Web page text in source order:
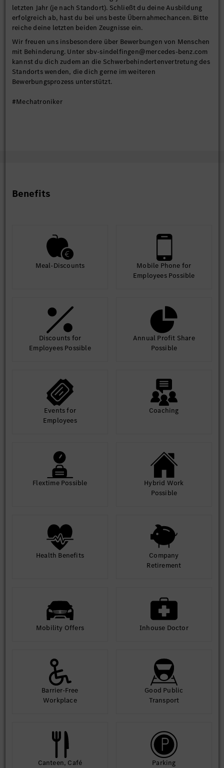
letzten Jahr (je nach Standort). Schließt du deine Ausbildung
erfolgreich ab, hast du bei uns beste Übernahmechancen. Bitte
reiche deine letzten beiden Zeugnisse ein.
Wir freuen uns insbesondere über Bewerbungen von Menschen
mit Behinderung. Unter sbv-sindelfingen@mercedes-benz.com
kannst du dich zudem an die Schwerbehindertenvertretung des
Standorts wenden, die dich gerne im weiteren
Bewerbungsprozess unterstützt.
#Mechatroniker
Benefits
Meal-Discounts
Mobile Phone for
Employees Possible
Discounts for
Employees Possible
Annual Profit Share
Possible
Events for
Employees
Coaching
Flextime Possible
Hybrid Work
Possible
Health Benefits
Company
Retirement
Mobility Offers Inhouse Doctor
Barrier-Free
Workplace
Good Public
Transport
Canteen, Café Parking